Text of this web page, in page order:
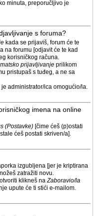
minuta, preporučljivo je
s foruma?
kada se prijaviš, forum će te
na forumu [odjavit će te kad
korisničkog računa.
prijavljivanje prilikom
pristupaš s tuđeg, a ne sa
administrator/ica omogućio/la.
imena na online
(Postavke) [čime ćeš (p)ostati
ćeš postati skriven/a].
izgubljena [jer je kriptirana
zatražiti novu.
klikneš naZaboravio/la
upute će ti stići e-mailom.